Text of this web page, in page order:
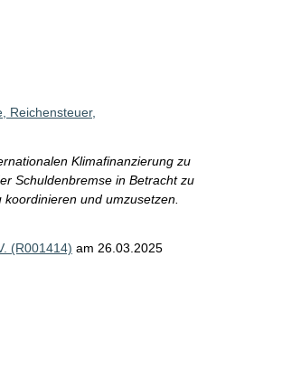
Reichensteuer,
Klimafinanzierung zu
Schuldenbremse in Betracht zu
und umzusetzen.
(R001414) am 26.03.2025